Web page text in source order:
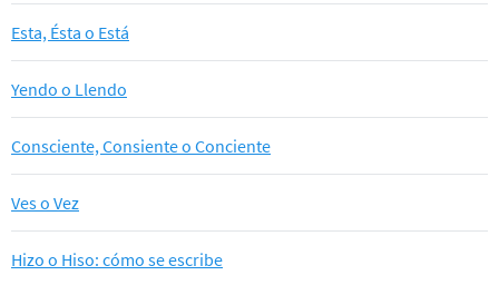
Esta, Ésta o Está
Yendo o Llendo
Consciente, Consiente o Conciente
Ves o Vez
Hizo o Hiso: cómo se escribe